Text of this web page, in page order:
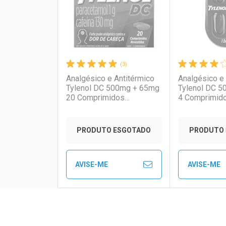
Ativar Desconto
Comprar sem Desconto
Comprar sem Desconto
Ativar
Comprar
Comprar
(3)
Analgésico e Antitérmico
Tylenol DC 500mg + 65mg
20 Comprimidos
PRODUTO ESGOTADO
AVISE-ME
Analgésico
Tylenol DC
4
PRODUTO
AVISE-ME